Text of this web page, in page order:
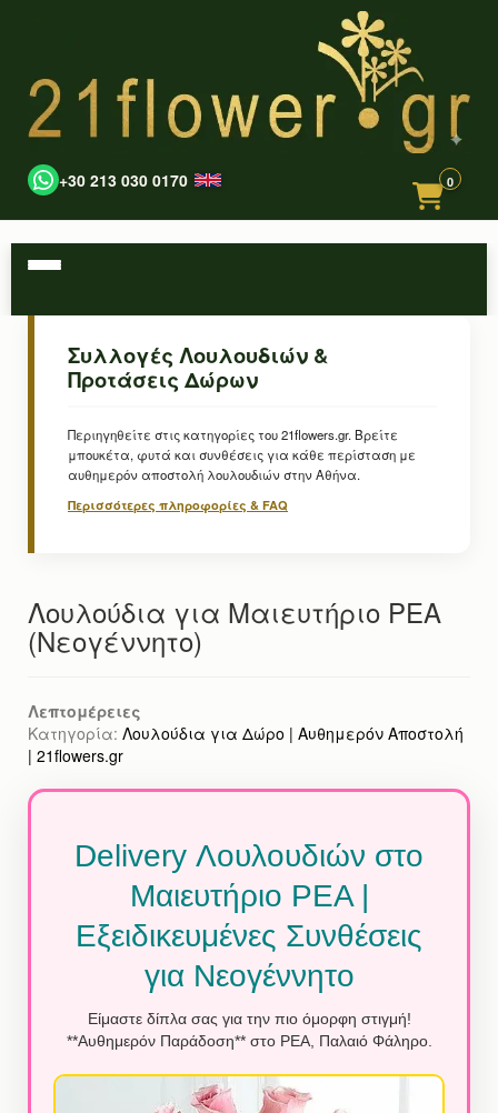
+30 213 030 0170 0
Συλλογές Λουλουδιών &
Προτάσεις Δώρων
Περιηγηθείτε στις κατηγορίες του 21flowers.gr. Βρείτε
μπουκέτα, φυτά και συνθέσεις για κάθε περίσταση με
αυθημερόν αποστολή λουλουδιών στην Αθήνα.
Περισσότερες πληροφορίες & FAQ
Λουλούδια για Μαιευτήριο ΡΕΑ
(Νεογέννητο)
Λεπτομέρειες
Κατηγορία: Λουλούδια για Δώρο | Αυθημερόν Αποστολή
| 21flowers.gr
Delivery Λουλουδιών στο
Μαιευτήριο ΡΕΑ |
Εξειδικευμένες Συνθέσεις
για Νεογέννητο
Είμαστε δίπλα σας για την πιο όμορφη στιγμή!
**Αυθημερόν Παράδοση** στο ΡΕΑ, Παλαιό Φάληρο.